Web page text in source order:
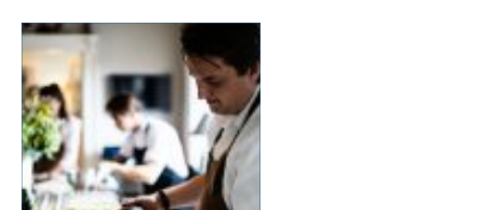
specialfordon.
Komposittillverkning
handlar om att
kombinera två eller fler
material för att skapa
något som...